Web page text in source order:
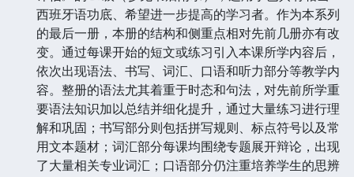
西班牙语功底、希望进一步提高的学习者。作为本系列
的最后一册，本册的结构和侧重点相对先前几册亦有改
变。通过每课开始的短文或练习引入本课所学内容后，
依次出现语法、书写、词汇、口语和听力部分等教学内
容。整册的语法尤其着重于时态和句法，对先前所学重
要语法知识加以总结并细化提升，通过大量练习进行理
解和巩固；书写部分则包括拼写规则、标点符号以及常
用文本题材；词汇部分每课均围绕专题展开辩论，出现
了大量相关专业词汇；口语部分仍注重培养学生的思辨